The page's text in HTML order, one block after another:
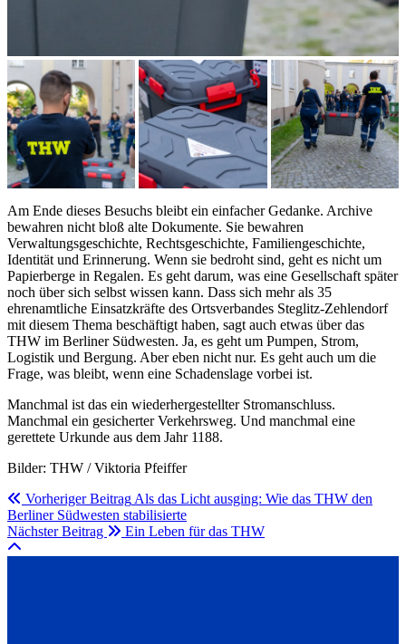
Am Ende dieses Besuchs bleibt ein einfacher Gedanke. Archive
bewahren nicht bloß alte Dokumente. Sie bewahren
Verwaltungsgeschichte, Rechtsgeschichte, Familiengeschichte,
Identität und Erinnerung. Wenn sie bedroht sind, geht es nicht um
Papierberge in Regalen. Es geht darum, was eine Gesellschaft später
noch über sich selbst wissen kann. Dass sich mehr als 35
ehrenamtliche Einsatzkräfte des Ortsverbandes Steglitz-Zehlendorf
mit diesem Thema beschäftigt haben, sagt auch etwas über das
THW im Berliner Südwesten. Ja, es geht um Pumpen, Strom,
Logistik und Bergung. Aber eben nicht nur. Es geht auch um die
Frage, was bleibt, wenn eine Schadenslage vorbei ist.
Manchmal ist das ein wiederhergestellter Stromanschluss.
Manchmal ein gesicherter Verkehrsweg. Und manchmal eine
gerettete Urkunde aus dem Jahr 1188.
Bilder: THW / Viktoria Pfeiffer
Vorheriger Beitrag Als das Licht ausging: Wie das THW den
Berliner Südwesten stabilisierte
Nächster Beitrag
Ein Leben für das THW